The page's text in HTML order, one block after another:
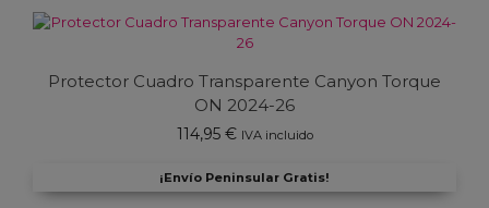
Protector Cuadro Transparente Canyon Torque
ON 2024-26
114,95 € IVA incluido
¡Envío Peninsular Gratis!